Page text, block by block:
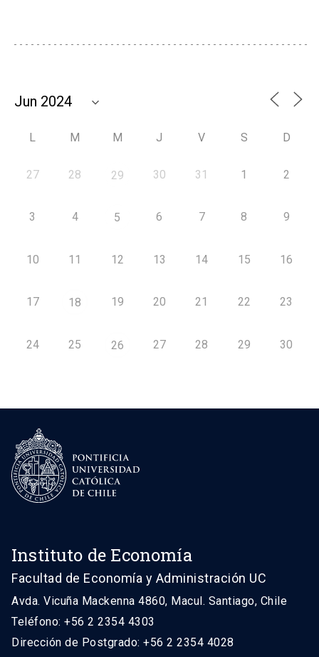
L M M J V S D
27 28 29 30 31 1 2
3 4 5 6 7 8 9
10 11 12 13 14 15 16
17 18 19 20 21 22 23
24 25 26 27 28 29 30
Instituto de Economía
Facultad de Economía y Administración UC
Avda. Vicuña Mackenna 4860, Macul. Santiago, Chile
Teléfono: +56 2 2354 4303
Dirección de Postgrado: +56 2 2354 4028